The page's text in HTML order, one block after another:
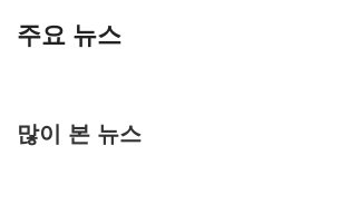
주요 뉴스
많이 본 뉴스